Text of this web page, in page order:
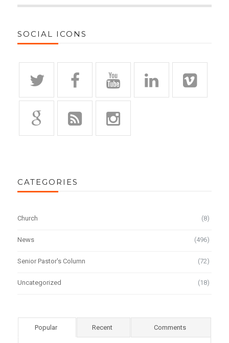
SOCIAL ICONS
CATEGORIES
Church (8)
News (496)
Senior Pastor's Column (72)
Uncategorized (18)
Popular Recent Comments